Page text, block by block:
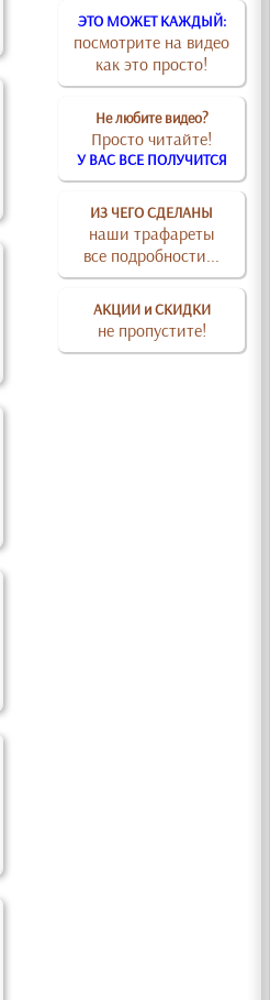
ЭТО МОЖЕТ КАЖДЫЙ:
посмотрите на видео
как это просто!
Не любите видео?
Просто читайте!
У ВАС ВСЕ ПОЛУЧИТСЯ
ИЗ ЧЕГО СДЕЛАНЫ
наши трафареты
все подробности...
АКЦИИ и СКИДКИ
не пропустите!